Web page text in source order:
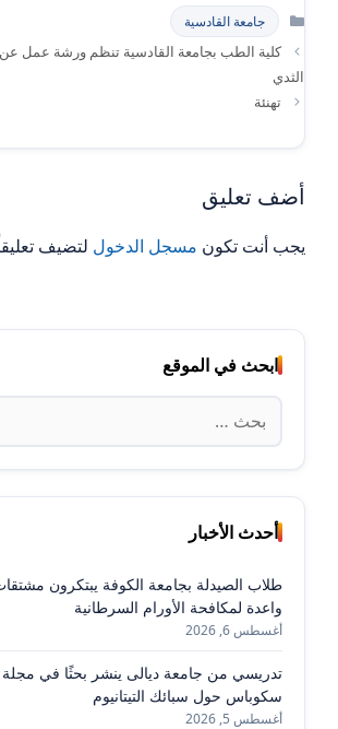
التصنيفات
جامعة القادسية
كلية الطب بجامعة القادسية تنظم ورشة عمل
الثدي
تهنئة
أضف تعليق
يجب أنت تكون مسجل الدخول لتضيف
ابحث في الموقع
البحث
عن:
أحدث الأخبار
طلاب الصيدلة بجامعة الكوفة يبتكرون
واعدة لمكافحة الأورام السرطانية
أغسطس 6, 2026
تدريسي من جامعة ديالى ينشر بحثًا في
سكوباس حول سبائك التيتانيوم
أغسطس 5, 2026